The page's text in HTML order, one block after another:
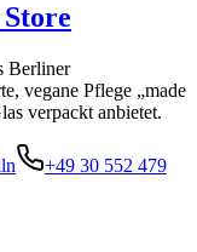
Berliner
vegane Pflege „made
verpackt anbietet.
+49 30 552 479